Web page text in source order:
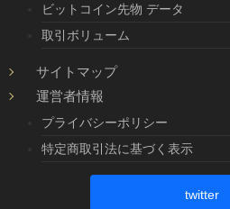
ビットコイン先物 データ
取引ボリューム
サイトマップ
運営者情報
プライバシーポリシー
特定商取引法に基づく表示
twitter